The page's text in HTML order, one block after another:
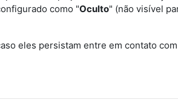
como "Oculto" (não visível
eles persistam entre em contato